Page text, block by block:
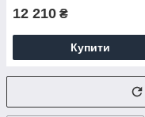
12 210 ₴
Купити